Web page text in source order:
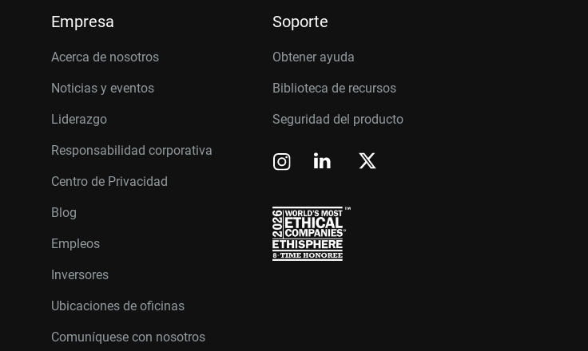
Empresa
Acerca de nosotros
Noticias y eventos
Liderazgo
Responsabilidad corporativa
Centro de Privacidad
Blog
Empleos
Inversores
Ubicaciones de oficinas
Comuníquese con nosotros
Soporte
Obtener ayuda
Biblioteca de recursos
Seguridad del producto